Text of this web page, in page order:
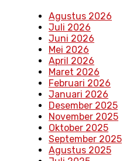
Agustus 2026
Juli 2026
Juni 2026
Mei 2026
April 2026
Maret 2026
Februari 2026
Januari 2026
Desember 2025
November 2025
Oktober 2025
September 2025
Agustus 2025